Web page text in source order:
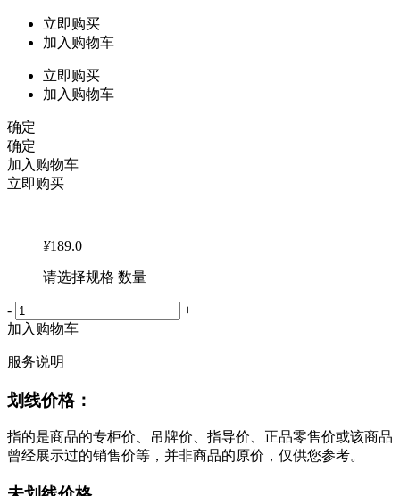
立即购买
加入购物车
立即购买
加入购物车
确定
确定
加入购物车
立即购买
¥189.0
请选择规格 数量
-
+
加入购物车
服务说明
划线价格：
指的是商品的专柜价、吊牌价、指导价、正品零售价或该商品
曾经展示过的销售价等，并非商品的原价，仅供您参考。